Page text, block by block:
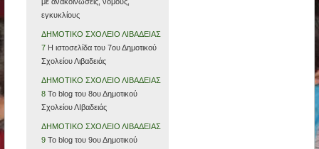
εγκυκλίους
ΔΗΜΟΤΙΚΟ ΣΧΟΛΕΙΟ ΛΙΒΑΔΕΙΑΣ
7Η ιστοσελίδα του 7ου Δημοτικού
Σχολείου Λιβαδειάς
ΔΗΜΟΤΙΚΟ ΣΧΟΛΕΙΟ ΛΙΒΑΔΕΙΑΣ
8Το blog του 8ου Δημοτικού
Σχολείου ΛΙβαδειάς
ΔΗΜΟΤΙΚΟ ΣΧΟΛΕΙΟ ΛΙΒΑΔΕΙΑΣ
9Το blog του 9ου Δημοτικού